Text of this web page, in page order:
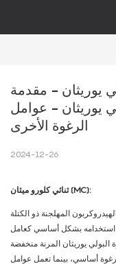
يوريثان - مقدمة
يوريثان - عوامل
الرغوة الأخرى
2024-12-26
ثنائي كلورو ميثان (MC):
ميثان هو نقطة غليان منخفضة (40°ج) الهيدروكربون المهلجنة ذو الكتلة
كمذيب. يتم استخدامه بشكل أساسي كعامل
يوريثان المرنة منخفضة
رغوة أساسي، بينما تعمل عوامل